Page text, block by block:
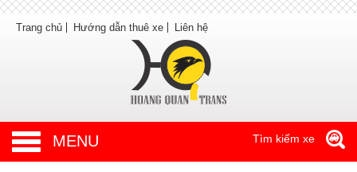
Trang chủ Hướng dẫn thuê xe Liên hệ
MENU Tìm kiếm xe